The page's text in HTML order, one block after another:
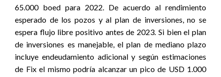
65.000 boed para 2022. De acuerdo al rendimiento
esperado de los pozos y al plan de inversiones, no se
espera flujo libre positivo antes de 2023. Si bien el plan
de inversiones es manejable, el plan de mediano plazo
incluye endeudamiento adicional y según estimaciones
de Fix el mismo podría alcanzar un pico de USD 1.000